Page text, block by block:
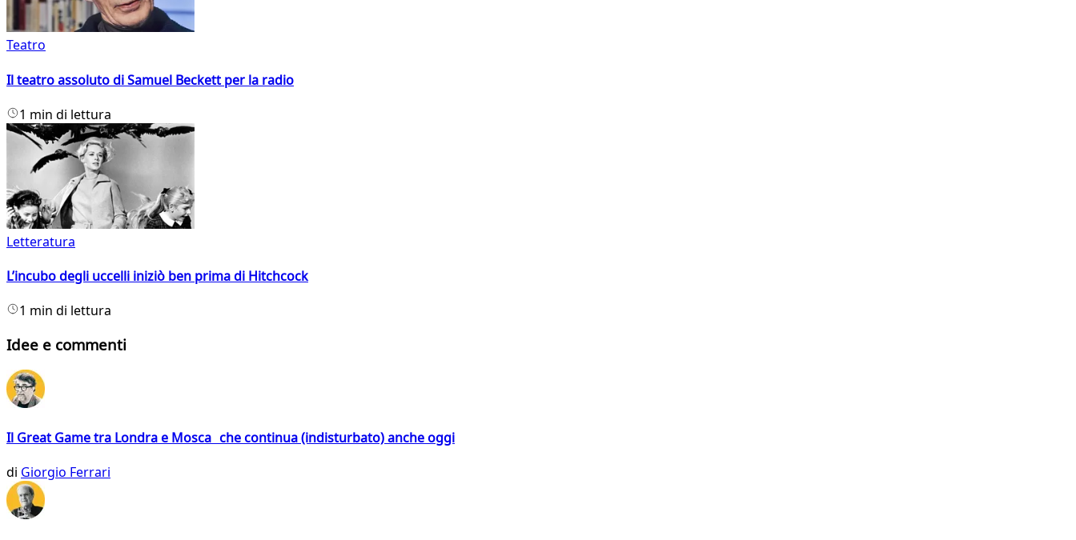
Teatro
Il teatro assoluto di Samuel Beckett per la radio
1 min di lettura
Letteratura
L’incubo degli uccelli iniziò ben prima di Hitchcock
1 min di lettura
Idee e commenti
Il Great Game tra Londra e Mosca che continua (indisturbato) anche oggi
di Giorgio Ferrari